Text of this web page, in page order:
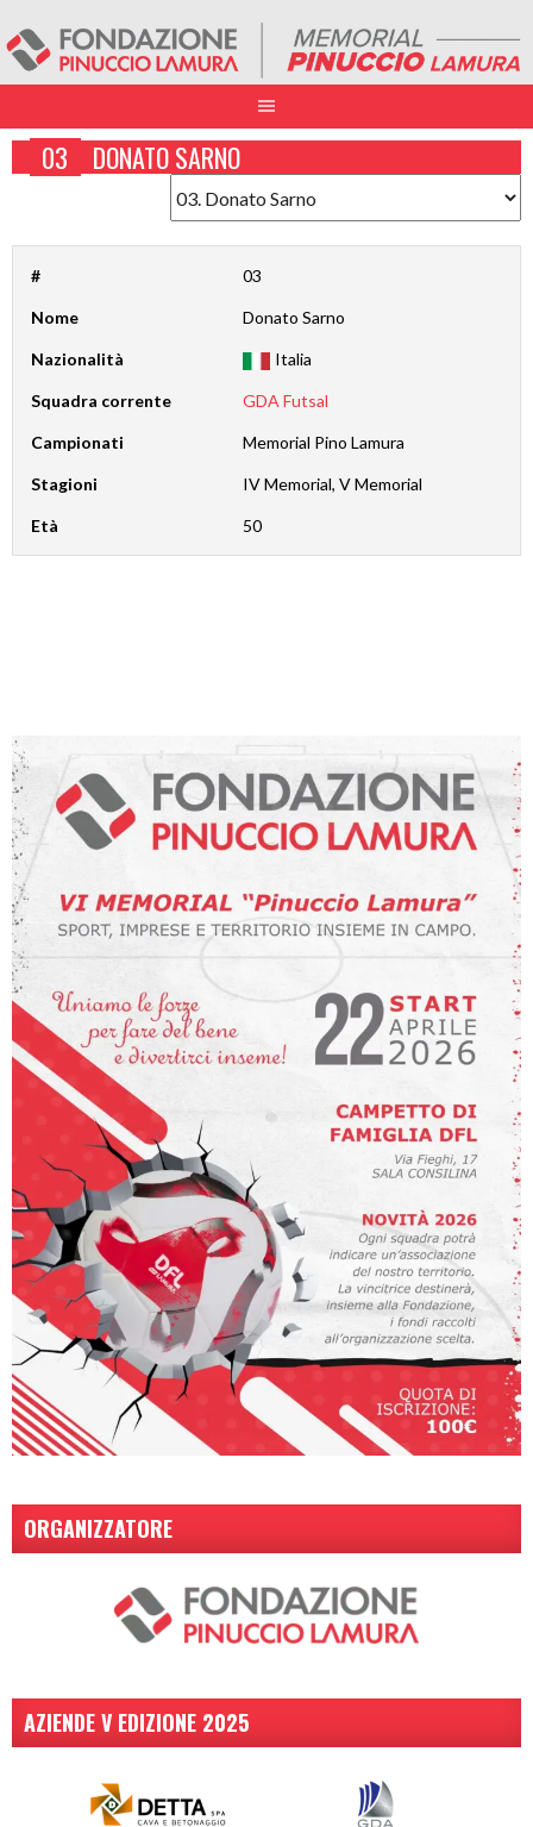
03 DONATO SARNO
# 03
Nome Donato Sarno
Nazionalità Italia
Squadra corrente GDA Futsal
Campionati Memorial Pino Lamura
Stagioni IV Memorial, V Memorial
Età 50
ORGANIZZATORE
AZIENDE V EDIZIONE 2025